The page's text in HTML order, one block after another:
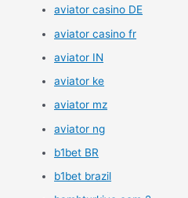
aviator casino DE
aviator casino fr
aviator IN
aviator ke
aviator mz
aviator ng
b1bet BR
b1bet brazil